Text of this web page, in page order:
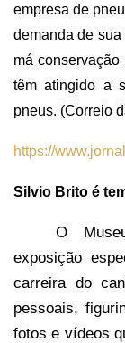
empresa de
demanda de
má
têm atingido a
pneus. (Correio
https://
Silvio Brito é
O
exposição
carreira do
pessoais,
fotos e vídeos